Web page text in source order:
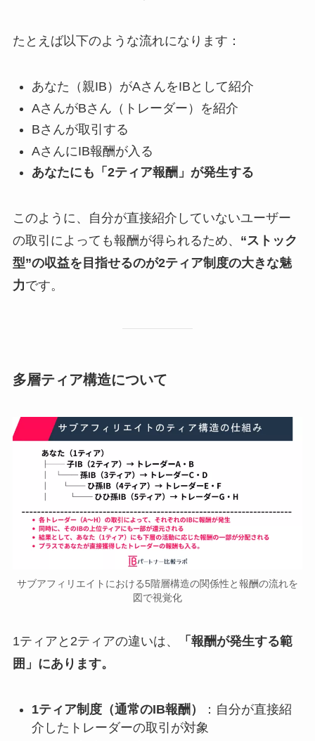
たとえば以下のような流れになります：
あなた（親IB）がAさんをIBとして紹介
AさんがBさん（トレーダー）を紹介
Bさんが取引する
AさんにIB報酬が入る
あなたにも「2ティア報酬」が発生する
このように、自分が直接紹介していないユーザー
の取引によっても報酬が得られるため、 “ストック
型”の収益を目指せるのが2ティア制度の大きな魅
力です。
多層ティア構造について
サブアフィリエイトにおける5階層構造の関係性と報酬の流れを
図で視覚化
1ティアと2ティアの違いは、
「報酬が発生する範
囲」にあります。
1ティア制度（通常のIB報酬）
：自分が直接紹
介したトレーダーの取引が対象